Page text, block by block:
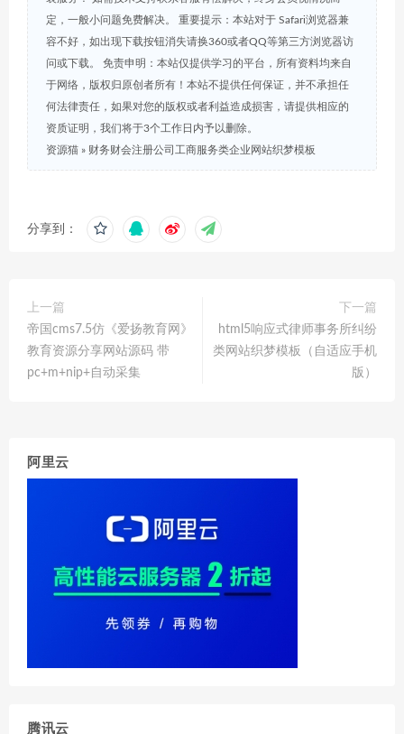
定，一般小问题免费解决。 重要提示：本站对于 Safari浏览器兼
容不好，如出现下载按钮消失请换360或者QQ等第三方浏览器访
问或下载。 免责申明：本站仅提供学习的平台，所有资料均来自
于网络，版权归原创者所有！本站不提供任何保证，并不承担任
何法律责任，如果对您的版权或者利益造成损害，请提供相应的
资质证明，我们将于3个工作日内予以删除。
资源猫 » 财务财会注册公司工商服务类企业网站织梦模板
分享到：
上一篇
帝国cms7.5仿《爱扬教育网》
教育资源分享网站源码 带
pc+m+nip+自动采集
下一篇
html5响应式律师事务所纠纷
类网站织梦模板（自适应手机
版）
阿里云
腾讯云